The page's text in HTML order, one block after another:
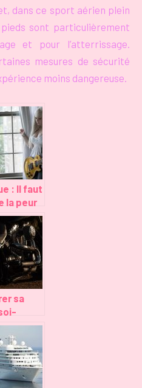
dans ce sport aérien plein
sont particulièrement
et pour l’atterrissage.
mesures de sécurité
moins dangereuse.
: Il faut
la peur
sa
en toute